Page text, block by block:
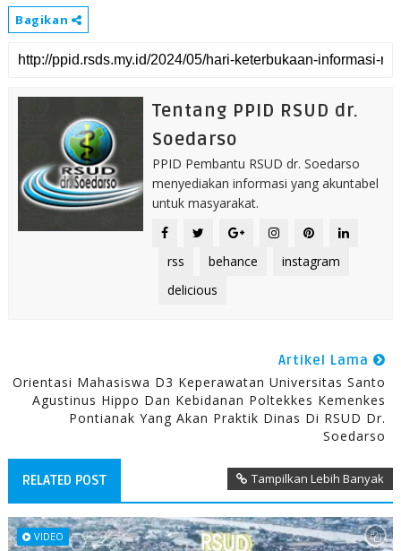
Bagikan
Tentang PPID RSUD dr.
Soedarso
PPID Pembantu RSUD dr. Soedarso
menyediakan informasi yang akuntabel
untuk masyarakat.
rss behance
instagram
delicious
Artikel Lama
Orientasi Mahasiswa D3 Keperawatan Universitas Santo
Agustinus Hippo Dan Kebidanan Poltekkes Kemenkes
Pontianak Yang Akan Praktik Dinas Di RSUD Dr.
Soedarso
RELATED POST Tampilkan Lebih Banyak
VIDEO